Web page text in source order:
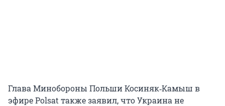
Глава Минобороны Польши Косиняк‑Камыш в
эфире Polsat также заявил, что Украина не